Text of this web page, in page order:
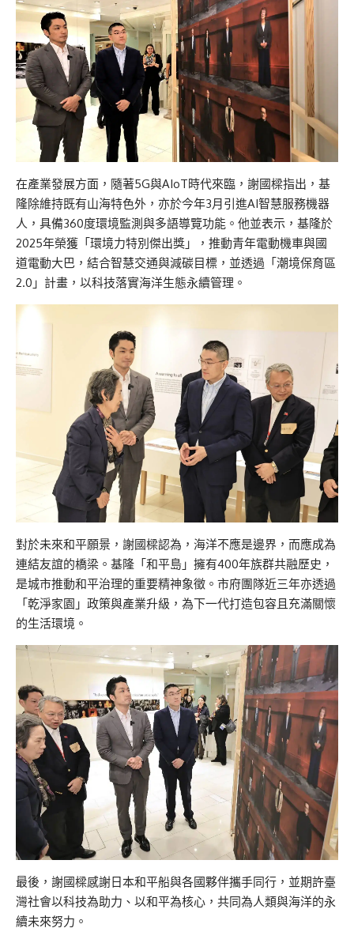
在產業發展方面，隨著5G與AIoT時代來臨，謝國樑指出，基
隆除維持既有山海特色外，亦於今年3月引進AI智慧服務機器
人，具備360度環境監測與多語導覽功能。他並表示，基隆於
2025年榮獲「環境力特別傑出獎」，推動青年電動機車與國
道電動大巴，結合智慧交通與減碳目標，並透過「潮境保育區
2.0」計畫，以科技落實海洋生態永續管理。
對於未來和平願景，謝國樑認為，海洋不應是邊界，而應成為
連結友誼的橋梁。基隆「和平島」擁有400年族群共融歷史，
是城市推動和平治理的重要精神象徵。市府團隊近三年亦透過
「乾淨家園」政策與產業升級，為下一代打造包容且充滿關懷
的生活環境。
最後，謝國樑感謝日本和平船與各國夥伴攜手同行，並期許臺
灣社會以科技為助力、以和平為核心，共同為人類與海洋的永
續未來努力。